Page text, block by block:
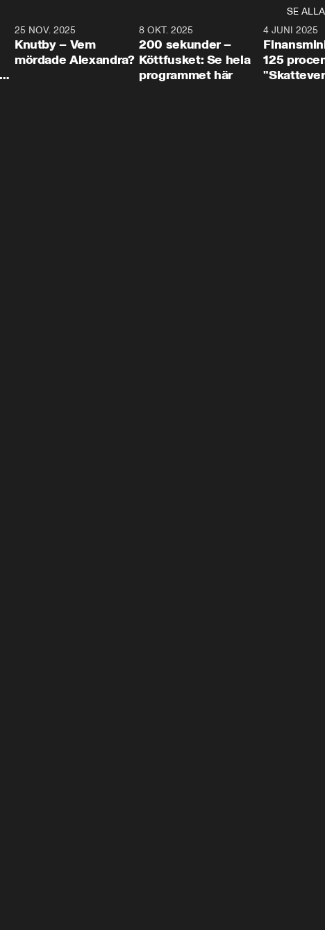
SE ALLA
31:05
25 NOV. 2025
Knutby – Vem
mördade Alexandra?
4:29
8 OKT. 2025
200 sekunder –
Köttfusket: Se hela
programmet här
4 JUNI 2025
125